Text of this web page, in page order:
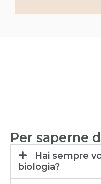
Per saperne
Hai sempre
biologia?